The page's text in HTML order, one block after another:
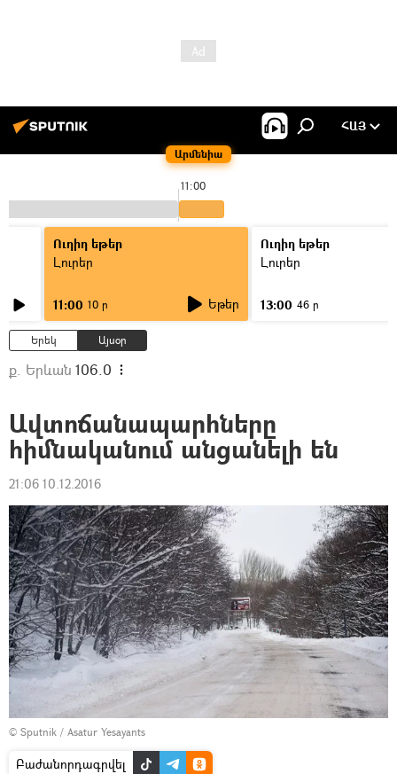
Արմենիա
ՀԱՅ
11:00
Ուղիղ եթեր
Լուրեր
11:00 10 ր Եթեր
Ուղիղ եթեր
Լուրեր
13:00 46 ր
Երեկ Այսօր
ք. Երևան 106.0
Ավտոճանապարհները
հիմնականում անցանելի են
21:06 10.12.2016
© Sputnik / Asatur Yesayants
Բաժանորդագրվել